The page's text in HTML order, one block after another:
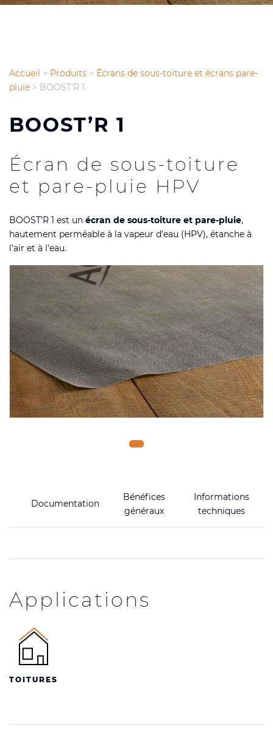
Accueil > Produits > Écrans de sous-toiture et écrans pare-
pluie > BOOST’R 1
BOOST’R 1
Écran de sous-toiture
et pare-pluie HPV
BOOST’R 1 est un écran de sous-toiture et pare-pluie,
hautement perméable à la vapeur d’eau (HPV), étanche à
l’air et à l’eau.
Documentation
Bénéfices
généraux
Informations
techniques
Applications
TOITURES